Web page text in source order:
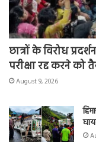
छात्रों के विरोध
परीक्षा रद्द करने को
August 9, 2026